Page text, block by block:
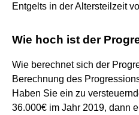
Entgelts in der Altersteilzeit
Wie hoch ist der
Wie berechnet sich der
Berechnung des
Haben Sie ein zu
36.000€ im Jahr 2019, dann